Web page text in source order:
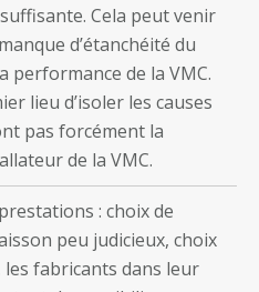
Cela peut venir
d’étanchéité du
performance de la VMC.
lieu d’isoler les causes
pas forcément la
de la VMC.
: choix de
peu judicieux, choix
fabricants dans leur